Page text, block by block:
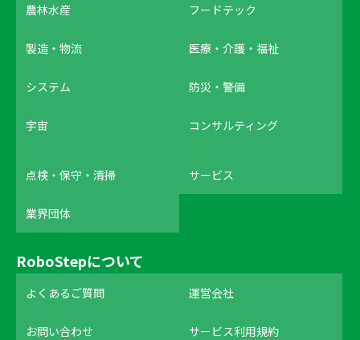
農林水産 フードテック
製造・物流 医療・介護・福祉
システム 防災・警備
宇宙 コンサルティング
点検・保守・清掃 サービス
業界団体
RoboStepについて
よくあるご質問 運営会社
お問い合わせ サービス利用規約